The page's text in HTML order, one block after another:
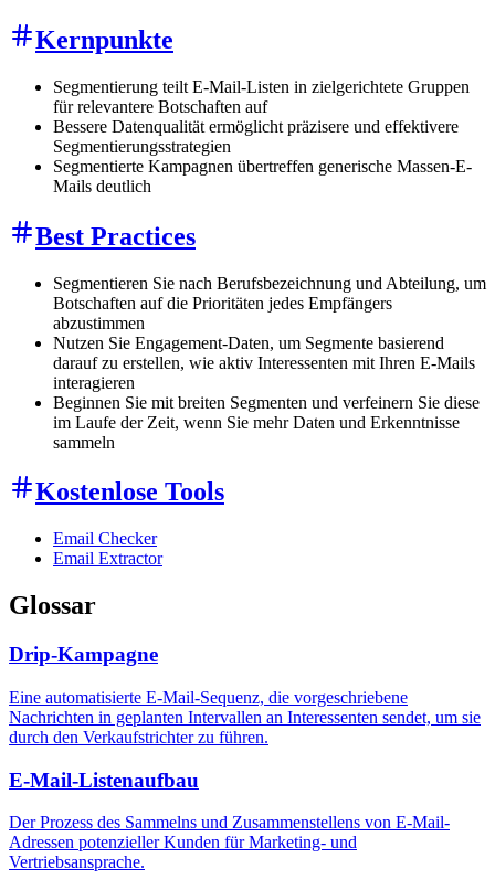
Kernpunkte
Segmentierung teilt E-Mail-Listen in zielgerichtete Gruppen
für relevantere Botschaften auf
Bessere Datenqualität ermöglicht präzisere und effektivere
Segmentierungsstrategien
Segmentierte Kampagnen übertreffen generische Massen-E-
Mails deutlich
Best Practices
Segmentieren Sie nach Berufsbezeichnung und Abteilung, um
Botschaften auf die Prioritäten jedes Empfängers
abzustimmen
Nutzen Sie Engagement-Daten, um Segmente basierend
darauf zu erstellen, wie aktiv Interessenten mit Ihren E-Mails
interagieren
Beginnen Sie mit breiten Segmenten und verfeinern Sie diese
im Laufe der Zeit, wenn Sie mehr Daten und Erkenntnisse
sammeln
Kostenlose Tools
Email Checker
Email Extractor
Glossar
Drip-Kampagne
Eine automatisierte E-Mail-Sequenz, die vorgeschriebene
Nachrichten in geplanten Intervallen an Interessenten sendet, um sie
durch den Verkaufstrichter zu führen.
E-Mail-Listenaufbau
Der Prozess des Sammelns und Zusammenstellens von E-Mail-
Adressen potenzieller Kunden für Marketing- und
Vertriebsansprache.